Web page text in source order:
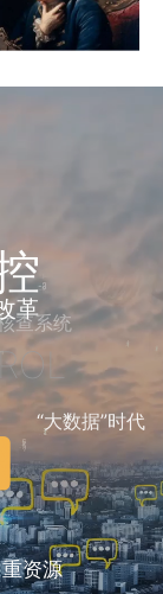
系统
”改革
“大数据”时代
重资源